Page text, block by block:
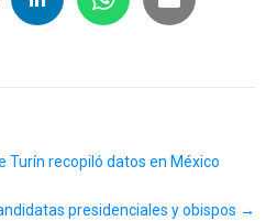
Turín recopiló datos en México
presidenciales y obispos →